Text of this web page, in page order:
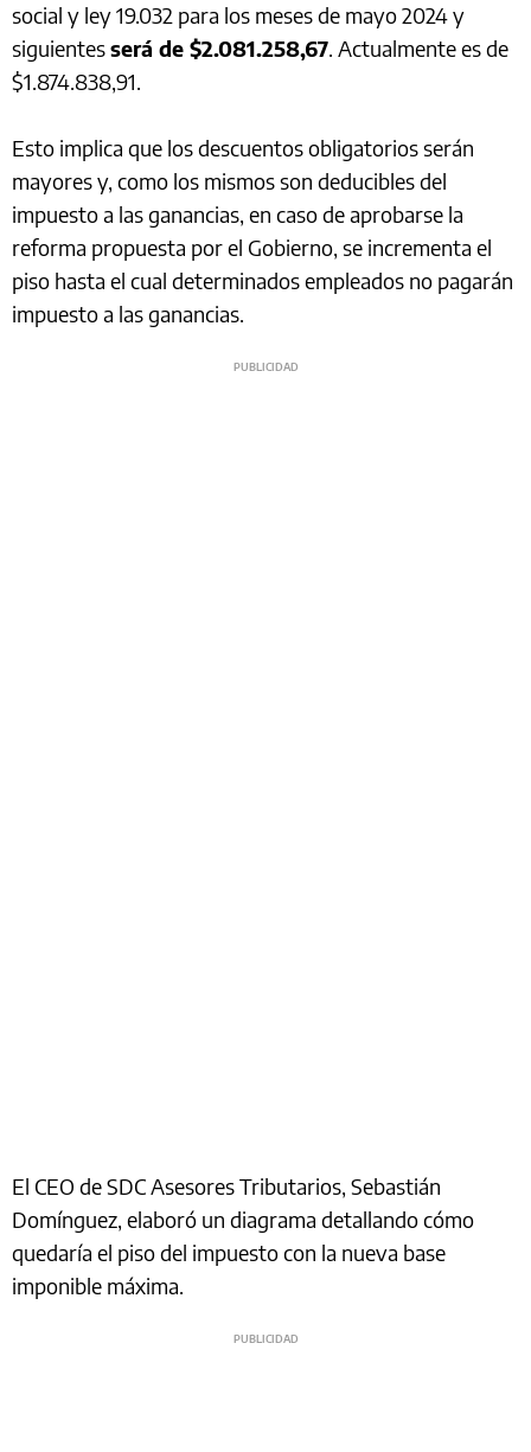
social y ley 19.032 para los meses de mayo 2024 y
siguientesserá de $2.081.258,67. Actualmente es de
$1.874.838,91.
Esto implica que los descuentos obligatorios serán
mayores y, como los mismos son deducibles del
impuesto a las ganancias, en caso de aprobarse la
reforma propuesta por el Gobierno, se incrementa el
piso hasta el cual determinados empleados no pagarán
impuesto a las ganancias.
El CEO de SDC Asesores Tributarios, Sebastián
Domínguez, elaboró un diagrama detallando cómo
quedaría el piso del impuesto con la nueva base
imponible máxima.